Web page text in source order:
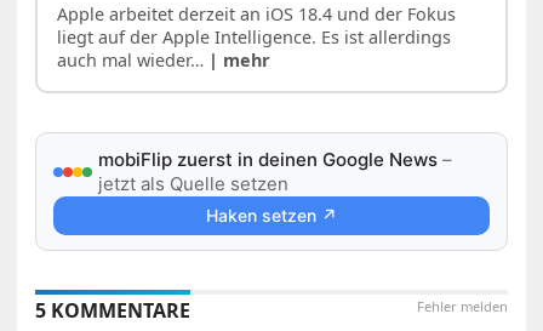
Apple arbeitet derzeit an iOS 18.4 und der Fokus
liegt auf der Apple Intelligence. Es ist allerdings
auch mal wieder… | mehr
mobiFlip zuerst in deinen Google News –
jetzt als Quelle setzen
Haken setzen ↗
Fehler melden
5 KOMMENTARE